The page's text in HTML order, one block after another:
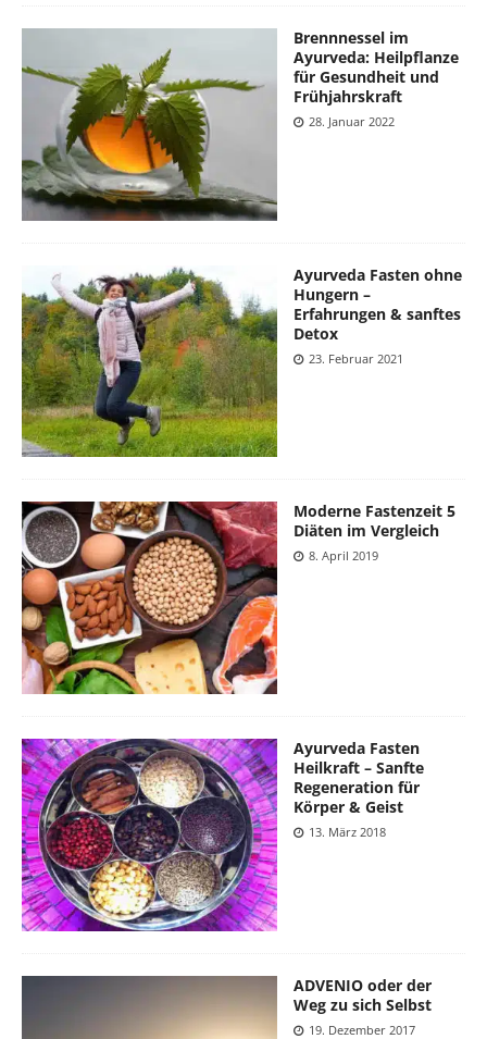
Brennnessel im
Ayurveda: Heilpflanze
für Gesundheit und
Frühjahrskraft
28. Januar 2022
Ayurveda Fasten ohne
Hungern –
Erfahrungen & sanftes
Detox
23. Februar 2021
Moderne Fastenzeit 5
Diäten im Vergleich
8. April 2019
Ayurveda Fasten
Heilkraft – Sanfte
Regeneration für
Körper & Geist
13. März 2018
ADVENIO oder der
Weg zu sich Selbst
19. Dezember 2017